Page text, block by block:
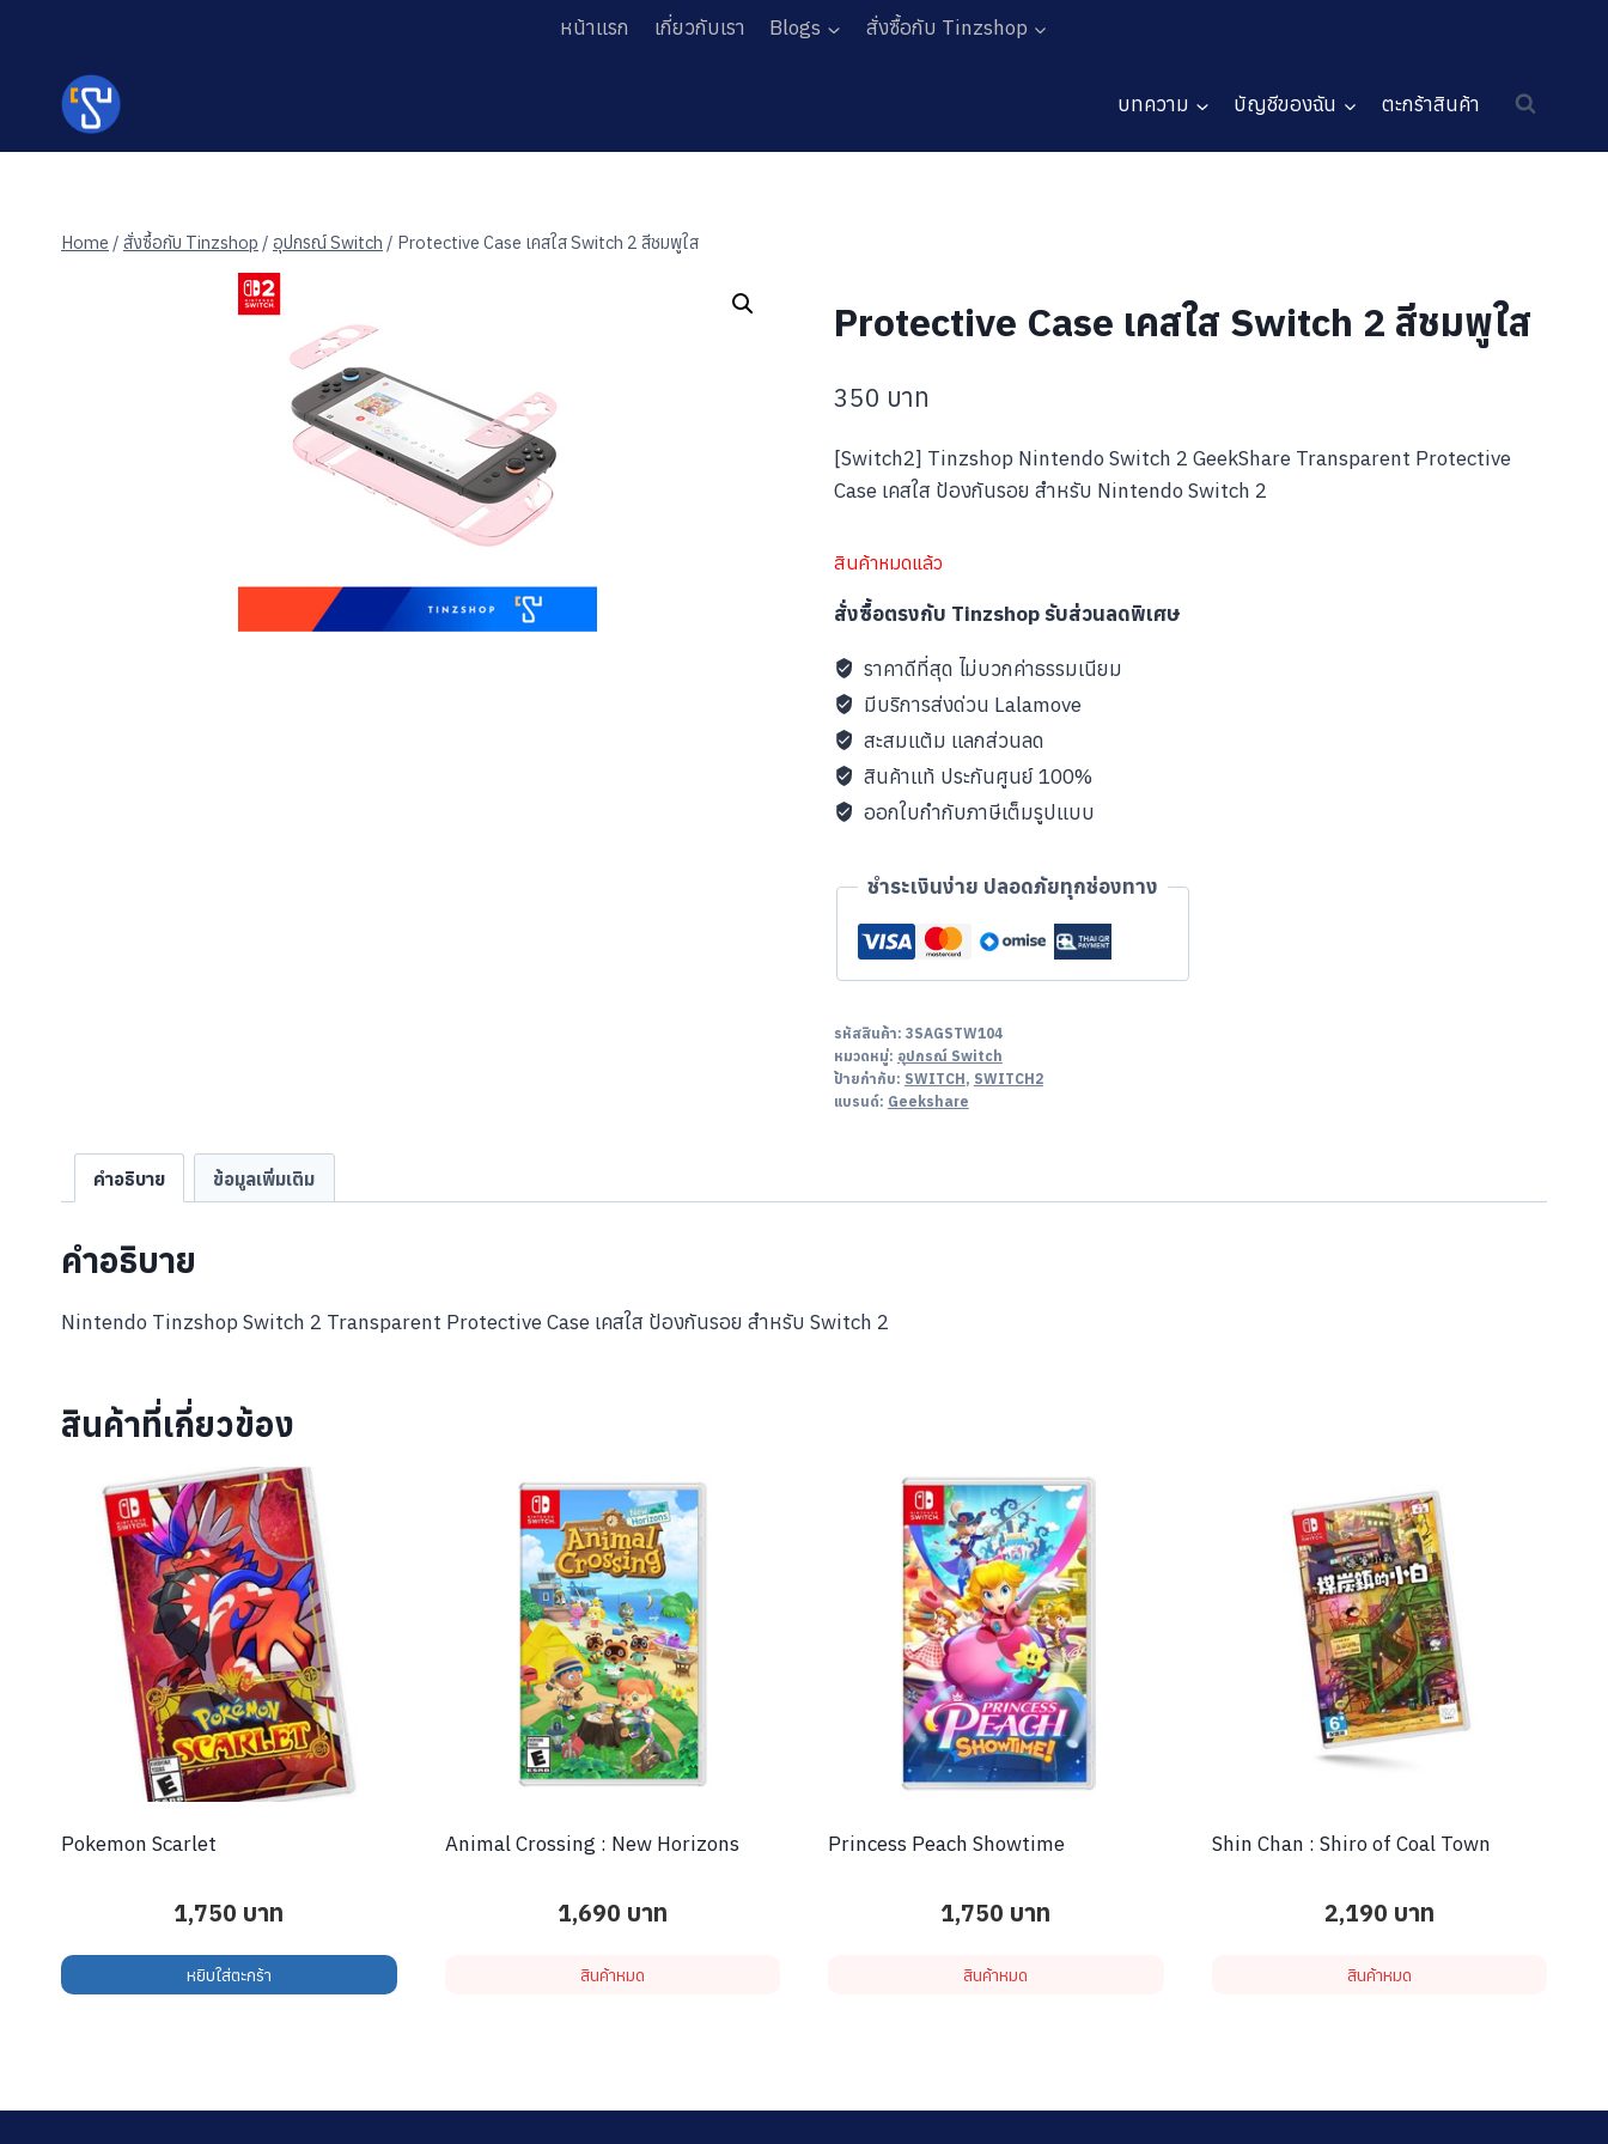
content
หน้าแรก เกี่ยวกับเรา Blogs สั่งซื้อกับ Tinzshop
บทความ บัญชีของฉัน ตะกร้าสินค้า
Home / สั่งซื้อกับ Tinzshop / อุปกรณ์ Switch / Protective Case เคสใส Switch 2 สีชมพูใส
Protective Case เคสใส Switch 2 สีชมพูใส
350 บาท
[Switch2] Tinzshop Nintendo Switch 2 GeekShare Transparent Protective
Case เคสใส ป้องกันรอย สำหรับ Nintendo Switch 2
สินค้าหมดแล้ว
สั่งซื้อตรงกับ Tinzshop รับส่วนลดพิเศษ
ราคาดีที่สุด ไม่บวกค่าธรรมเนียม
มีบริการส่งด่วน Lalamove
สะสมแต้ม แลกส่วนลด
สินค้าแท้ ประกันศูนย์ 100%
ออกใบกำกับภาษีเต็มรูปแบบ
ชำระเงินง่าย ปลอดภัยทุกช่องทาง
รหัสสินค้า: 3SAGSTW104
หมวดหมู่: อุปกรณ์ Switch
ป้ายกำกับ: SWITCH, SWITCH2
แบรนด์: Geekshare
คำอธิบาย ข้อมูลเพิ่มเติม
คำอธิบาย
Nintendo Tinzshop Switch 2 Transparent Protective Case เคสใส ป้องกันรอย สำหรับ Switch 2
สินค้าที่เกี่ยวข้อง
Pokemon Scarlet
1,750 บาท
หยิบใส่ตะกร้า
Animal Crossing : New Horizons
1,690 บาท
สินค้าหมด
Princess Peach Showtime
1,750 บาท
สินค้าหมด
Shin Chan : Shiro of Coal Town
2,190 บาท
สินค้าหมด